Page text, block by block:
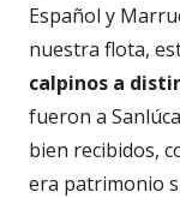
Español y
nuestra flota,
calpinos a
fueron a
bien recibidos,
era patrimonio